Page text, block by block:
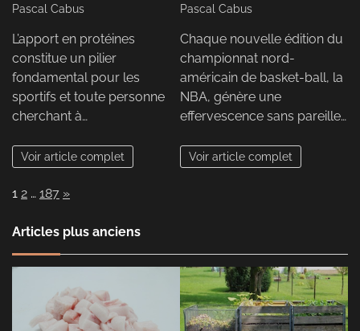
Pascal Cabus
L’apport en protéines
constitue un pilier
fondamental pour les
sportifs et toute personne
cherchant à…
Voir article complet
Pascal Cabus
Chaque nouvelle édition du
championnat nord-
américain de basket-ball, la
NBA, génère une
effervescence sans pareille…
Voir article complet
Page:
1 2 … 187 Next
»
Articles plus anciens